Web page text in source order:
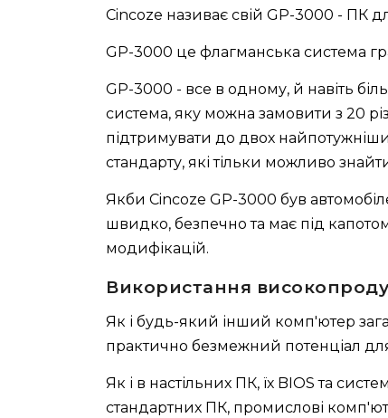
Cincoze називає свій GP-3000 - ПК
GP-3000 це флагманська система
GP-3000 - все в одному, й навіть
система, яку можна замовити з 20
підтримувати до двох
стандарту, які тільки можливо
Якби Cincoze GP-3000 був
швидко, безпечно та має під
модифікацій.
Використання
Як і будь-який інший комп'ютер
практично безмежний потенціал
Як і в настільних ПК, їх BIOS та
стандартних ПК, промислові